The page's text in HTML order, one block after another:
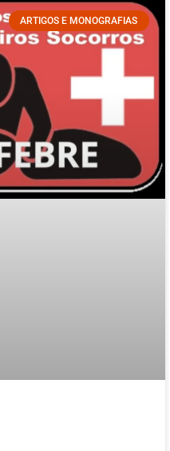
ARTIGOS E MONOGRAFIAS